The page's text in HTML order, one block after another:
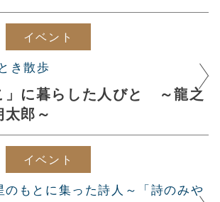
イベント
き散歩
」に暮らした人びと ～龍之
郎～
イベント
のもとに集った詩人～「詩のみや